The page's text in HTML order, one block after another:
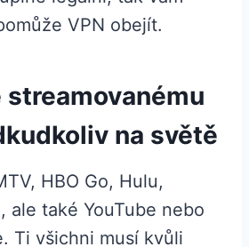
VPN obejít.
streamovanému
na světě
HBO Go, Hulu,
ale také YouTube nebo
Ti všichni musí kvůli